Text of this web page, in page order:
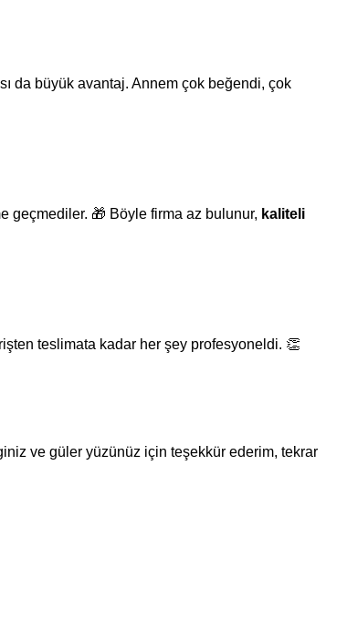
da büyük avantaj. Annem çok beğendi, çok
geçmediler. 🎁 Böyle firma az bulunur, kaliteli
teslimata kadar her şey profesyoneldi. 👏
ve güler yüzünüz için teşekkür ederim, tekrar